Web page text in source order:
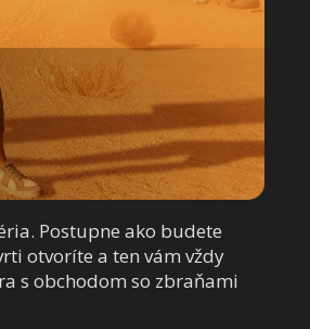
Postupne ako budete
otvoríte a ten vám vždy
s obchodom so zbraňami